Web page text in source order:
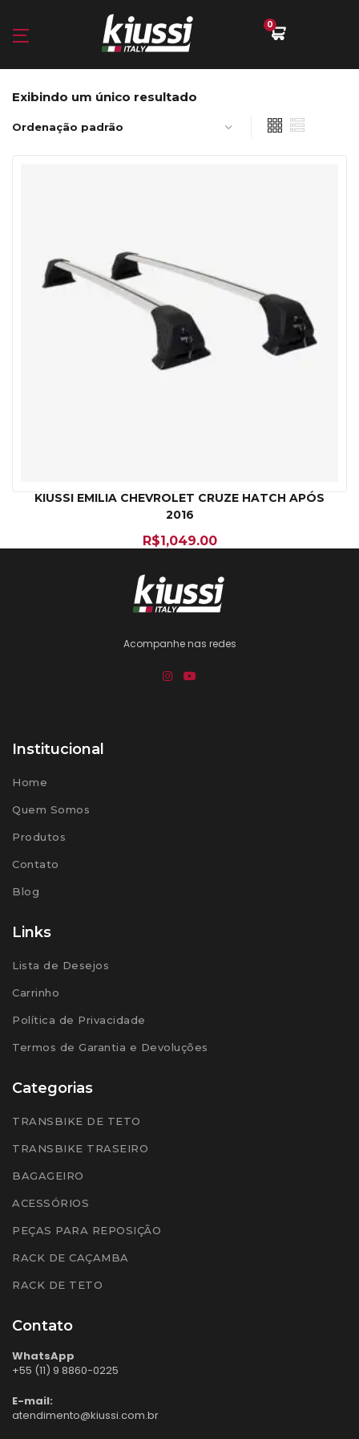
0
Exibindo um único resultado
KIUSSI EMILIA CHEVROLET CRUZE HATCH APÓS
2016
R$1,049.00
Acompanhe nas redes
Institucional
Home
Quem Somos
Produtos
Contato
Blog
Links
Lista de Desejos
Carrinho
Política de Privacidade
Termos de Garantia e Devoluções
Categorias
TRANSBIKE DE TETO
TRANSBIKE TRASEIRO
BAGAGEIRO
ACESSÓRIOS
PEÇAS PARA REPOSIÇÃO
RACK DE CAÇAMBA
RACK DE TETO
Contato
WhatsApp
+55 (11) 9 8860-0225
E-mail:
atendimento@kiussi.com.br